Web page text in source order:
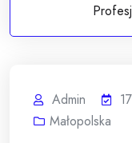
Admin
Małopolska